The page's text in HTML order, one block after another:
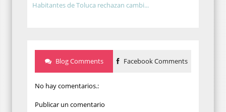
Habitantes de Toluca rechazan cambi...
Blog Comments Facebook Comments
No hay comentarios.:
Publicar un comentario